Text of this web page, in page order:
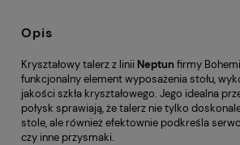
Opis
Kryształowy talerz z linii Neptun firmy
funkcjonalny element wyposażenia stołu,
jakości szkła kryształowego. Jego idealna
połysk sprawiają, że talerz nie tylko
stole, ale również efektownie podkreśla
czy inne przysmaki.